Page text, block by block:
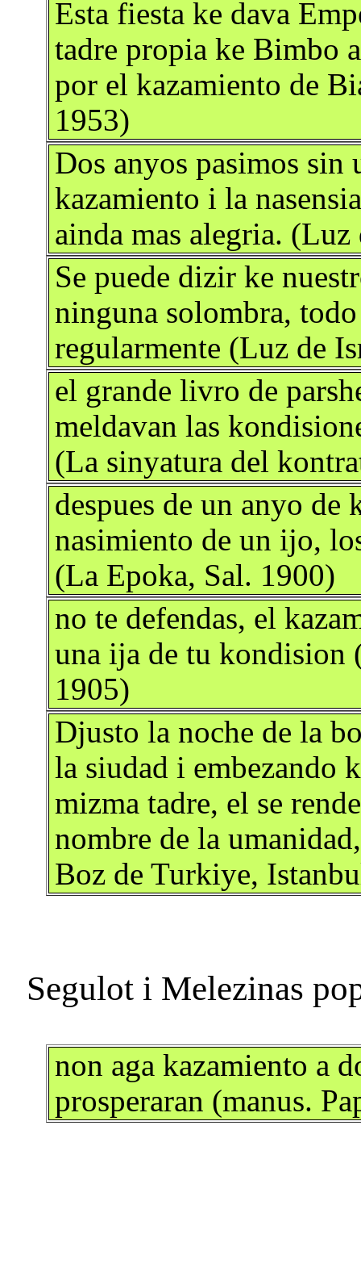
Esta fiesta ke dava
tadre propia ke Bimbo
por el kazamiento de
1953)
Dos anyos pasimos sin
kazamiento i la
ainda mas alegria.
Se puede dizir ke
ninguna solombra,
regularmente (Luz de
el grande livro de
meldavan las
(La sinyatura del
despues de un anyo de
nasimiento de un ijo,
(La Epoka, Sal. 1900)
no te defendas, el
una ija de tu kondision
1905)
Djusto la noche de la
la siudad i embezando
mizma tadre, el se
nombre de la
Boz de Turkiye,
non aga kazamiento a
prosperaran (manus.